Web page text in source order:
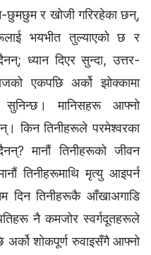
छुमछुम र खोजी गरिरहेका छन्,
भयभीत तुल्याएको छ र
ध्यान दिएर सुन्दा, उत्तर-
एकपछि अर्को झोक्कामा
सुनिन्छ। मानिसहरू आफ्नो
किन तिनीहरूले परमेश्‍वरका
मानौं तिनीहरूको जीवन
तिनीहरूमाथि मृत्यु आइपर्न
दिन तिनीहरूकै आँखाअगाडि
नै कमजोर स्वर्गदूतहरूले
अर्को शोकपूर्ण रुवाइसँगै आफ्नो